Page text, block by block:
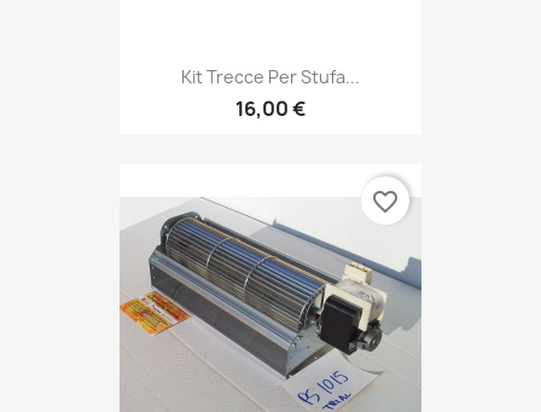
Kit Trecce Per Stufa...
16,00 €
favorite_border